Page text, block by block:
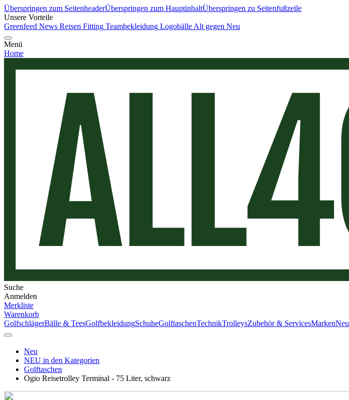
Überspringen zum SeitenheaderÜberspringen zum HauptinhaltÜberspringen zu Seitenfußzeile
Unsere Vorteile
Greenfeed News Reisen Fitting Teambekleidung Logobälle Alt gegen Neu
Menü
Home
Suche
Anmelden
Merkliste
Warenkorb
GolfschlägerBälle & TeesGolfbekleidungSchuheGolftaschenTechnikTrolleysZubehör & ServicesMarkenNeu
Neu
NEU in den Kategorien
Golftaschen
Ogio Reisetrolley Terminal - 75 Liter, schwarz